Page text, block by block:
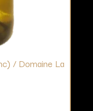
/ Domaine La